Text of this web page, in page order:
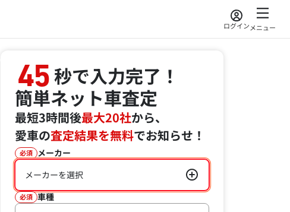
ログインメニュー
45秒で入力完了！
簡単ネット車査定
最短3時間後最大20社から、
愛車の査定結果を無料でお知らせ！
必須 メーカー
メーカーを選択
必須 車種